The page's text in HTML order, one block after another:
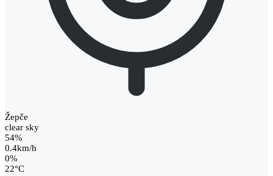
Žepče
clear sky
54%
0.4km/h
0%
22°C